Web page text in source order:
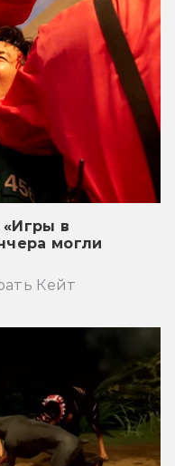
в
могли
Кейт